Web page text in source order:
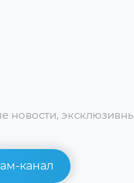
новости,
канал